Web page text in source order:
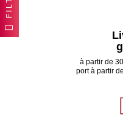
à partir de
port à partir